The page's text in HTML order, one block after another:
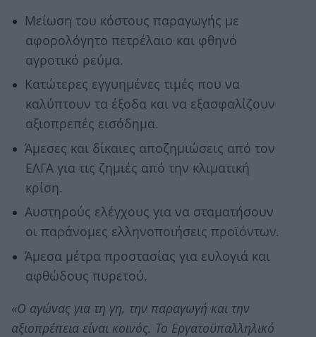
Μείωση του κόστους παραγωγής με
αφορολόγητο πετρέλαιο και φθηνό
αγροτικό ρεύμα.
Κατώτερες εγγυημένες τιμές που να
καλύπτουν τα έξοδα και να εξασφαλίζουν
αξιοπρεπές εισόδημα.
Άμεσες και δίκαιες αποζημιώσεις από τον
ΕΛΓΑ για τις ζημιές από την κλιματική
κρίση.
Αυστηρούς ελέγχους για να σταματήσουν
οι παράνομες ελληνοποιήσεις προϊόντων.
Άμεσα μέτρα προστασίας για ευλογιά και
αφθώδους πυρετού.
«Ο αγώνας για τη γη, την παραγωγή και την
αξιοπρέπεια είναι κοινός. Το Εργατοϋπαλληλικό